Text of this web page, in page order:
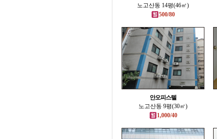
노고산동 14평(46㎡)
500/80
안오피스텔
노고산동 9평(30㎡)
1,000/40